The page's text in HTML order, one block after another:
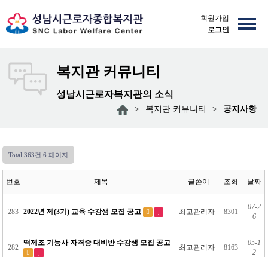
회원가입
로그인
복지관 커뮤니티
성남시근로자복지관의 소식
> 복지관 커뮤니티 > 공지사항
Total 363건 6 페이지
번호 제목 글쓴이 조회 날짜
283 2022년 제(3기) 교육 수강생 모집 공고 최고관리자 8301
07-2
6
282
떡제조 기능사 자격증 대비반 수강생 모집 공고
최고관리자 8163
05-1
2